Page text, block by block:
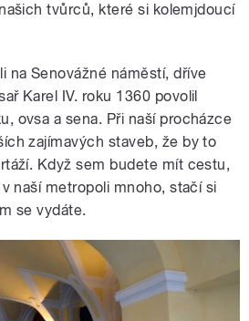
tvůrců, které si kolemjdoucí
na Senovážné náměstí, dříve
Karel IV. roku 1360 povolil
ovsa a sena. Při naší procházce
zajímavých staveb, že by to
Když sem budete mít cestu,
naší metropoli mnoho, stačí si
se vydáte.